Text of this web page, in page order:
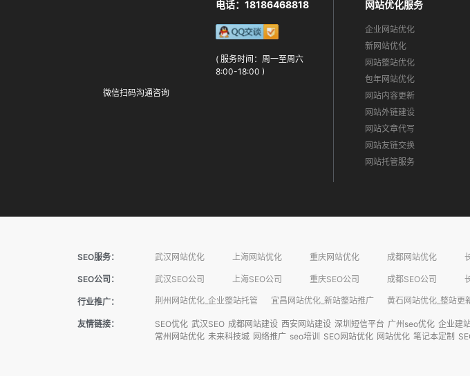
微信扫码沟通咨询
电话：18186468818
( 服务时间：周一至周六
8:00-18:00 )
网站优化服务
企业网站优化
新网站优化
网站整站优化
包年网站优化
网站内容更新
网站外链建设
网站文章代写
网站友链交换
网站托管服务
SEO服务： 武汉网站优化 上海网站优化 重庆网站优化 成都网站优化
SEO公司： 武汉SEO公司 上海SEO公司 重庆SEO公司 成都SEO公司
行业推广： 荆州网站优化_企业整站托管 宜昌网站优化_新站整站推广​ 黄石网站优化_整站更
友情链接： SEO优化 武汉SEO 成都网站建设 西安网站建设 深圳短信平台 广州seo优化 企业建
常州网站优化 未来科技城 网络推广 seo培训 SEO网站优化 网站优化 笔记本定制